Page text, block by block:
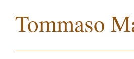
Tommaso